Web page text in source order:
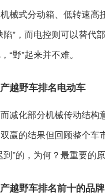
械式分动箱、低转速高
陷”，而电控则可以替代
“野”起来并不难。
越野车排名电动车
而减化部分机械传动结构
赢的结果但回顾整个车
到”的，为何？最重要的
越野车排名前十的品牌